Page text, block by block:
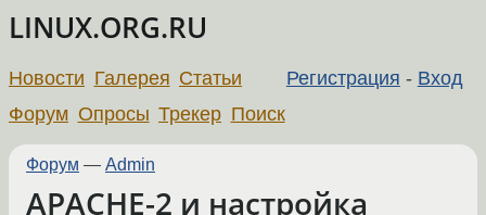
LINUX.ORG.RU
Регистрация - Вход
Новости Галерея Статьи
Форум Опросы Трекер Поиск
Форум — Admin
APACHE-2 и настройка